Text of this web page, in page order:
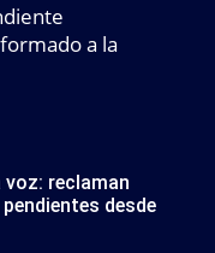
a la
voz: reclaman
desde